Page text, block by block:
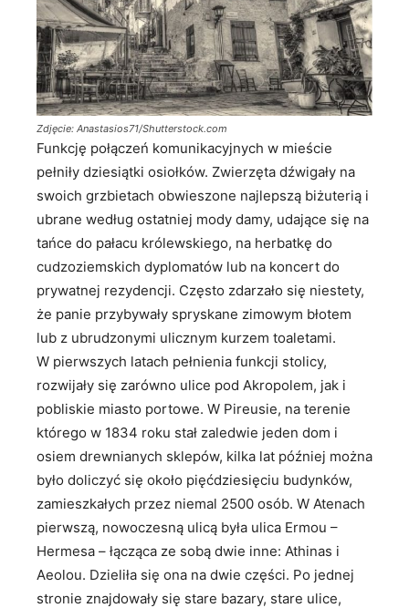
Zdjęcie: Anastasios71/Shutterstock.com
Funkcję połączeń komunikacyjnych w mieście
pełniły dziesiątki osiołków. Zwierzęta dźwigały na
swoich grzbietach obwieszone najlepszą biżuterią i
ubrane według ostatniej mody damy, udające się na
tańce do pałacu królewskiego, na herbatkę do
cudzoziemskich dyplomatów lub na koncert do
prywatnej rezydencji. Często zdarzało się niestety,
że panie przybywały spryskane zimowym błotem
lub z ubrudzonymi ulicznym kurzem toaletami.
W pierwszych latach pełnienia funkcji stolicy,
rozwijały się zarówno ulice pod Akropolem, jak i
pobliskie miasto portowe. W Pireusie, na terenie
którego w 1834 roku stał zaledwie jeden dom i
osiem drewnianych sklepów, kilka lat później można
było doliczyć się około pięćdziesięciu budynków,
zamieszkałych przez niemal 2500 osób. W Atenach
pierwszą, nowoczesną ulicą była ulica Ermou –
Hermesa – łącząca ze sobą dwie inne: Athinas i
Aeolou. Dzieliła się ona na dwie części. Po jednej
stronie znajdowały się stare bazary, stare ulice,